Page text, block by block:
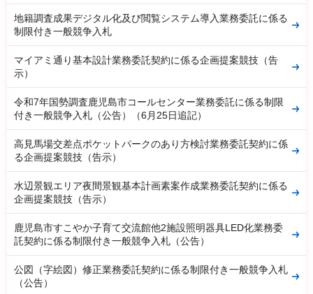
地籍調査成果デジタル化及び閲覧システム導入業務委託に係る
制限付き一般競争入札
マイアミ通り基本設計業務委託契約に係る企画提案競技（告
示）
令和7年国勢調査鹿児島市コールセンター業務委託に係る制限
付き一般競争入札（公告）（6月25日追記）
高見馬場交差点ポケットパークのあり方検討業務委託契約に係
る企画提案競技（告示）
水辺景観エリア夜間景観基本計画素案作成業務委託契約に係る
企画提案競技（告示）
鹿児島市すこやか子育て交流館他2施設照明器具LED化業務委
託契約に係る制限付き一般競争入札（公告）
公図（字絵図）修正業務委託契約に係る制限付き一般競争入札
（公告）